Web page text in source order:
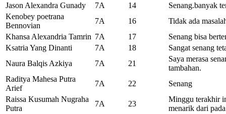
Jason Alexandra Gunady
7A 14
Senang.banyak
Kenobey poetrana
Bennovian
7A 16
Tidak ada
Khansa Alexandria Tamrin 7A 17
Senang bisa
Ksatria Yang Dinanti
7A 18
Sangat senang
Naura Balqis Azkiya
7A 21
Saya merasa
tambahan.
Raditya Mahesa Putra
Arief
7A 22
Senang
Raissa Kusumah Nugraha
Putra
7A 23
Minggu terakhir
menarik dari